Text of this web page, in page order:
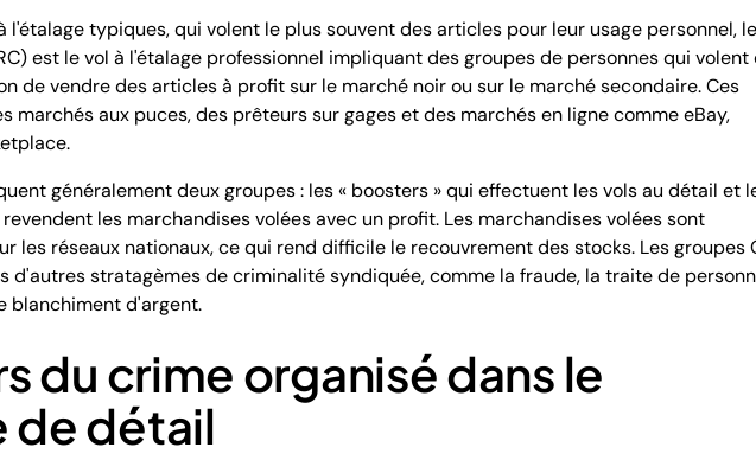
l'étalage typiques, qui volent le plus souvent des articles pour leur usage personnel, le
est le vol à l'étalage professionnel impliquant des groupes de personnes qui volent
de vendre des articles à profit sur le marché noir ou sur le marché secondaire. Ces
marchés aux puces, des prêteurs sur gages et des marchés en ligne comme eBay,
généralement deux groupes : les « boosters » qui effectuent les vols au détail et
les marchandises volées avec un profit. Les marchandises volées sont
les réseaux nationaux, ce qui rend difficile le recouvrement des stocks. Les groupes
d'autres stratagèmes de criminalité syndiquée, comme la fraude, la traite de
blanchiment d'argent.
du crime organisé dans le
de détail